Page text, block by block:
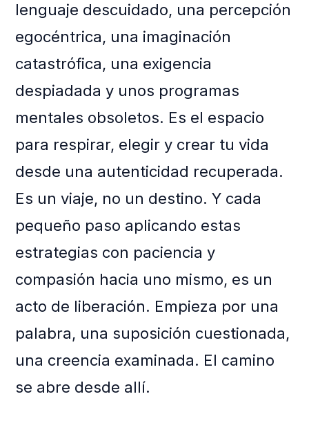
lenguaje descuidado, una percepción
egocéntrica, una imaginación
catastrófica, una exigencia
despiadada y unos programas
mentales obsoletos. Es el espacio
para respirar, elegir y crear tu vida
desde una autenticidad recuperada.
Es un viaje, no un destino. Y cada
pequeño paso aplicando estas
estrategias con paciencia y
compasión hacia uno mismo, es un
acto de liberación. Empieza por una
palabra, una suposición cuestionada,
una creencia examinada. El camino
se abre desde allí.